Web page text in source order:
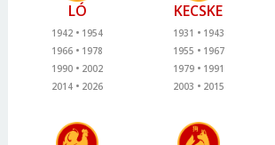
LÓ
1942
1954
1966
1978
1990
2002
2014
2026
KECSKE
1931
1943
1955
1967
1979
1991
2003
2015